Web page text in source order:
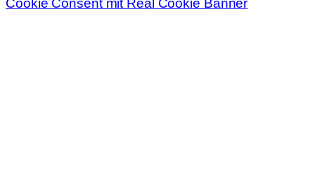
Cookie Consent mit Real Cookie Banner